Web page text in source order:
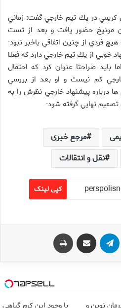
كريمي در يك تيم خارجي گفت: زماني
مونيخ حضور يافت و بعد از تست
فردي از چنين اتفاقي باخبر نبود·
خوبي از يك تيم خارجي دارد كه فعلا
بايد صراحتا عنوان كرد كه احتمال
كم نيست و او بعد از بررسي
درباره پيشنهاد خارجي نظرش را به
نهايي گرفته شود·
مرجع خبری
نقل و انتقالات
کپی لینک
تلگرام اشتراک گذاری از طریق ایمیل
نوین و با وجود این کرم گیاهی